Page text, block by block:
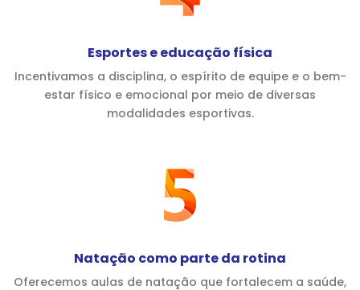
Esportes e educação física
Incentivamos a disciplina, o espírito de equipe e o bem-
estar físico e emocional por meio de diversas
modalidades esportivas.
Natação como parte da rotina
Oferecemos aulas de natação que fortalecem a saúde,